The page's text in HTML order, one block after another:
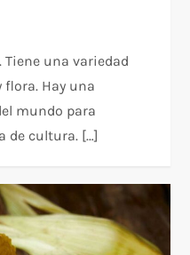
una variedad
flora. Hay una
mundo para
de cultura. […]